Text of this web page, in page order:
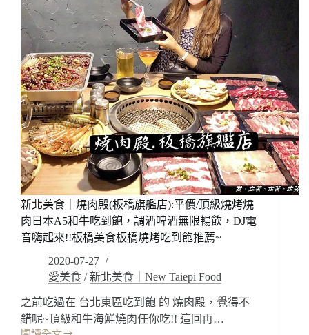
新北美食｜燒肉殿(板橋旗艦店):平價/頂級燒烤燒
肉日本A5和牛吃到飽，調酒啤酒無限暢飲，DJ電
音嗨起來!!板橋美食板橋燒烤吃到飽推薦~
2020-07-27
愛美食 /新北美食｜New Taiepi Food
之前吃過在 台北東區吃到飽 的 燒肉殿，覺得不
錯呢~頂級和牛海鮮燒肉任你吃!! 這回再…